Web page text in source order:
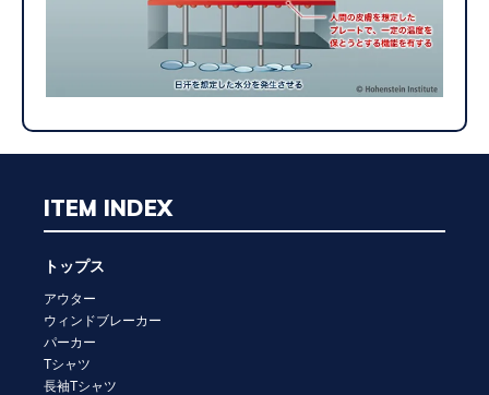
ITEM INDEX
トップス
アウター
ウィンドブレーカー
パーカー
Tシャツ
長袖Tシャツ